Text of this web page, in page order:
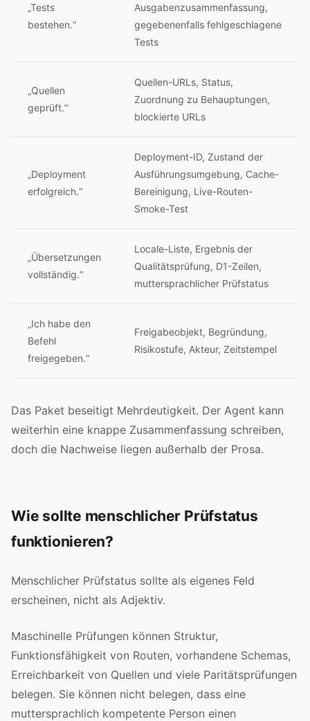
„Tests
bestehen.“
Ausgabenzusammenfassung,
gegebenenfalls fehlgeschlagene
Tests
„Quellen
geprüft.“
Quellen-URLs, Status,
Zuordnung zu Behauptungen,
blockierte URLs
„Deployment
erfolgreich.“
Deployment-ID, Zustand der
Ausführungsumgebung, Cache-
Bereinigung, Live-Routen-
Smoke-Test
„Übersetzungen
vollständig.“
Locale-Liste, Ergebnis der
Qualitätsprüfung, D1-Zeilen,
muttersprachlicher Prüfstatus
„Ich habe den
Befehl
freigegeben.“
Freigabeobjekt, Begründung,
Risikostufe, Akteur, Zeitstempel
Das Paket beseitigt Mehrdeutigkeit. Der Agent kann
weiterhin eine knappe Zusammenfassung schreiben,
doch die Nachweise liegen außerhalb der Prosa.
Wie sollte menschlicher Prüfstatus
funktionieren?
Menschlicher Prüfstatus sollte als eigenes Feld
erscheinen, nicht als Adjektiv.
Maschinelle Prüfungen können Struktur,
Funktionsfähigkeit von Routen, vorhandene Schemas,
Erreichbarkeit von Quellen und viele Paritätsprüfungen
belegen. Sie können nicht belegen, dass eine
muttersprachlich kompetente Person einen